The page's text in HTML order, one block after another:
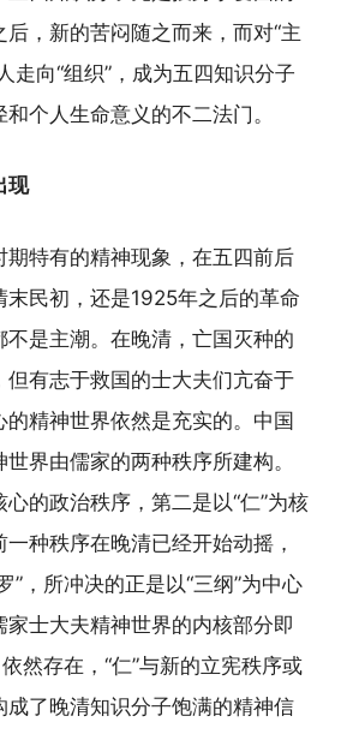
，新的苦闷随之而来，而对“主
走向“组织”，成为五四知识分子
个人生命意义的不二法门。
现
期特有的精神现象，在五四前后
末民初，还是1925年之后的革命
不是主潮。在晚清，亡国灭种的
但有志于救国的士大夫们亢奋于
的精神世界依然是充实的。中国
界由儒家的两种秩序所建构。
的政治秩序，第二是以“仁”为核
种秩序在晚清已经开始动摇，
”，所冲决的正是以“三纲”为中心
家士大夫精神世界的内核部分即
然存在，“仁”与新的立宪秩序或
成了晚清知识分子饱满的精神信